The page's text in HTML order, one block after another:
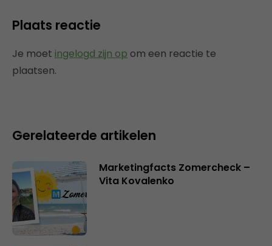
Plaats reactie
Je moet ingelogd zijn op om een reactie te
plaatsen.
Gerelateerde artikelen
Marketingfacts Zomercheck –
Vita Kovalenko